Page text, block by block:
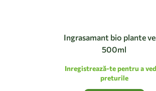
Ingrasamant bio plante
500ml
Inregistrează-te pentru a
preturile